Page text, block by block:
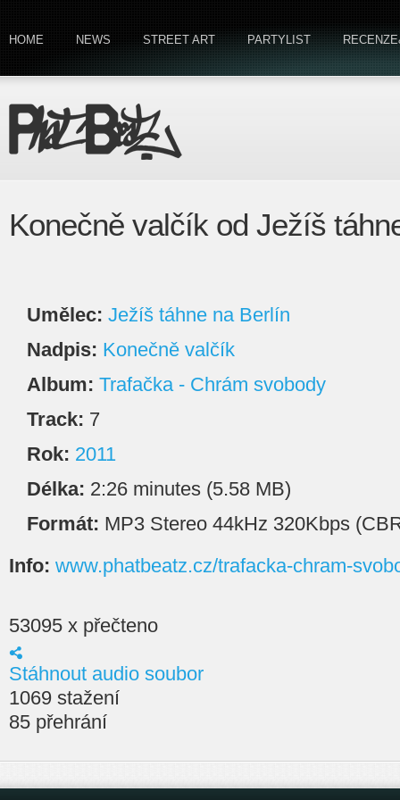
HOME NEWS STREET ART PARTYLIST
Konečně valčík od Ježíš
Umělec: Ježíš táhne na Berlín
Nadpis: Konečně valčík
Album: Trafačka - Chrám svobody
Track: 7
Rok: 2011
Délka: 2:26 minutes (5.58 MB)
Formát: MP3 Stereo 44kHz 320Kbps
Info: www.phatbeatz.cz/trafacka-chram-
53095 x přečteno
Stáhnout audio soubor
1069 stažení
85 přehrání